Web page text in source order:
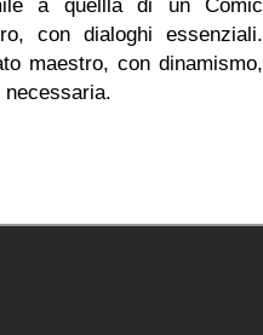
a quellla di un Comic
con dialoghi essenziali.
maestro, con dinamismo,
necessaria.